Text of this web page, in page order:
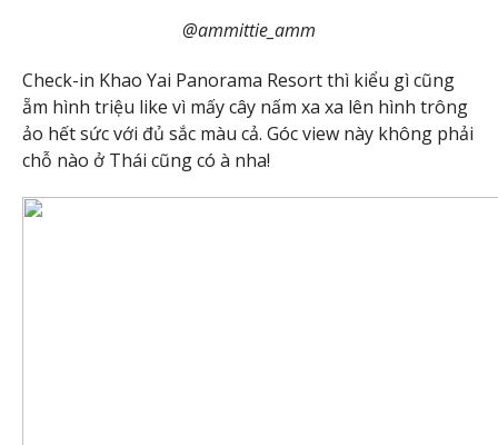
@ammittie_amm
Check-in Khao Yai Panorama Resort thì kiểu gì cũng
ẵm hình triệu like vì mấy cây nấm xa xa lên hình trông
ảo hết sức với đủ sắc màu cả. Góc view này không phải
chỗ nào ở Thái cũng có à nha!